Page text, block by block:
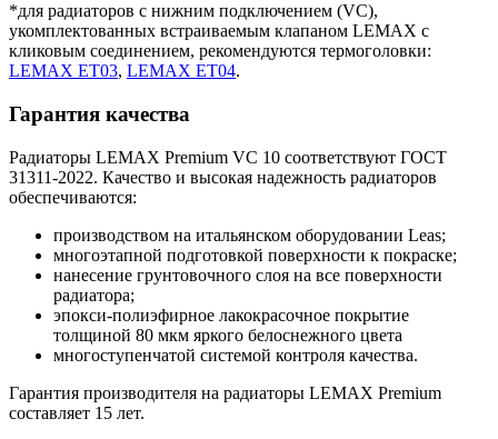
*для радиаторов с нижним подключением (VC),
укомплектованных встраиваемым клапаном LEMAX с
кликовым соединением, рекомендуются термоголовки:
LEMAX ET03, LEMAX ET04.
Гарантия качества
Радиаторы LEMAX Premium VC 10 соответствуют ГОСТ
31311-2022. Качество и высокая надежность радиаторов
обеспечиваются:
производством на итальянском оборудовании Leas;
многоэтапной подготовкой поверхности к покраске;
нанесение грунтовочного слоя на все поверхности
радиатора;
эпокси-полиэфирное лакокрасочное покрытие
толщиной 80 мкм яркого белоснежного цвета
многоступенчатой системой контроля качества.
Гарантия производителя на радиаторы LEMAX Premium
составляет 15 лет.